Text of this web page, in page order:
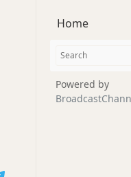
Home
Powered by